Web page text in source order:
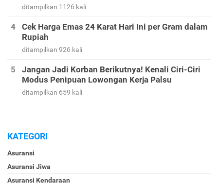
ditampilkan 1126 kali
Cek Harga Emas 24 Karat Hari Ini per Gram dalam
Rupiah
ditampilkan 926 kali
Jangan Jadi Korban Berikutnya! Kenali Ciri-Ciri
Modus Penipuan Lowongan Kerja Palsu
ditampilkan 659 kali
KATEGORI
Asuransi
Asuransi Jiwa
Asuransi Kendaraan